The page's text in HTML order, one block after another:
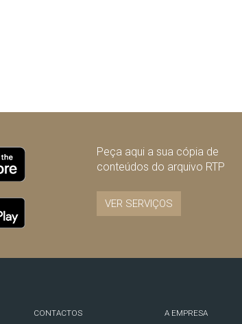
Peça aqui a sua cópia de
conteúdos do arquivo RTP
VER SERVIÇOS
CONTACTOS
A EMPRESA